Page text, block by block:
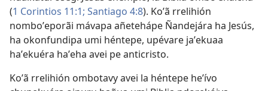
(1 Corintios 11:1; Santiago 4:8). Koʼã rrelihión
nomboʼeporãi mávapa añetehápe Ñandejára ha Jesús,
ha okonfundipa umi héntepe, upévare jaʼekuaa
haʼekuéra haʼeha avei pe anticristo.
Koʼã rrelihión ombotavy avei la héntepe heʼívo